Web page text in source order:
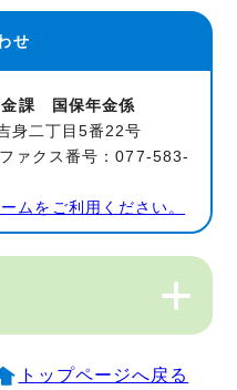
せ
課 国保年金係
二丁目5番22号
ァクス番号：077-583-
ムをご利用ください。
トップページへ戻る